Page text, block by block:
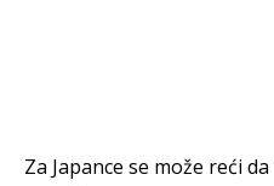
Za Japance se može reći da